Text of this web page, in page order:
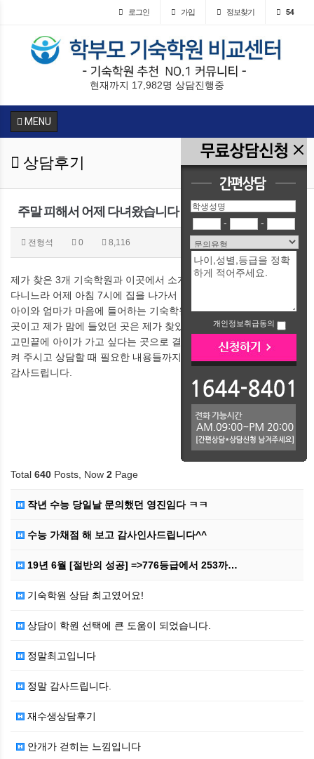
- -
개인정보취급동의
로그인 가입 정보찾기 54
현재까지 17,982명 상담진행중
MENU
상담후기
주말 피해서 어제 다녀왔습니다
전형석 0 8,116
제가 찾은 3개 기숙학원과 이곳에서 소개시켜준 3개 기숙학원 모두
다니느라 어제 아침 7시에 집을 나가서 밤 11시에 들어왔습니다.
아이와 엄마가 마음에 들어하는 기숙학원은 이 곳에서 소개 시켜 준
곳이고 제가 맘에 들었던 곳은 제가 찾았던 곳이었습니다.
고민끝에 아이가 가고 싶다는 곳으로 결정했습니다. 여러 곳 소개시
켜 주시고 상담할 때 필요한 내용들까지 알려주신 점
감사드립니다.
Total 640 Posts, Now 2 Page
작년 수능 당일날 문의했던 영진임다 ㅋㅋ
수능 가채점 해 보고 감사인사드립니다^^
19년 6월 [절반의 성공] =>776등급에서 253까…
기숙학원 상담 최고였어요!
상담이 학원 선택에 큰 도움이 되었습니다.
정말최고입니다
정말 감사드립니다.
재수생상담후기
안개가 걷히는 느낌입니다